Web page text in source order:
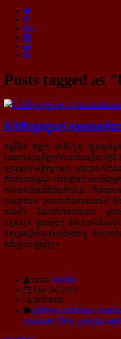
Posts tagged as
រាំ ម៉ាឌីហ្សុនឡូយ៩ ទទួលបានទាំងកា
កម្មវិធីរាំ ចង្វាក់ ម៉ាឌីហ្សុន ឡូយប្រាំបួ
ដែលបានប្រព្រឹត្តទៅកាលពីរសៀល ថ្ងៃ
ច្បារវត្តបទមវត្តីកន្លងមក ត្រូវបានមហា
ការចាប់អារម្មណ៍ យ៉ាងខ្លាំង។ ទោះបីជាអ្
ការជោគជ័យដ៏ធំធេងក៏ដោយ ក៏គេបានស
បានធ្លាក់មក រួមមានទាំងការសរសើរ
សរសើរ និងការរិះគន់ទាំងនោះ ត្រូវប
ហ្វេសប៊ុក ប្លូងផ្សេងៗ និងគេហទំព័ររបស់
ទស្សនាវដ្ដីមនោរម្យព័ងអាំងហ្វូ នឹងយកចំ
អធិប្បាយឡើងវិញ។
ដោយ: គល់រាំង
May 04, 2012
ប្រធានបទ:
គួរតែអាន នៅទំព័រមុខ, សម្រាំង
ខេមរភាសា, វិភាគ, ស្រាវជ្រាវ អត្ថ